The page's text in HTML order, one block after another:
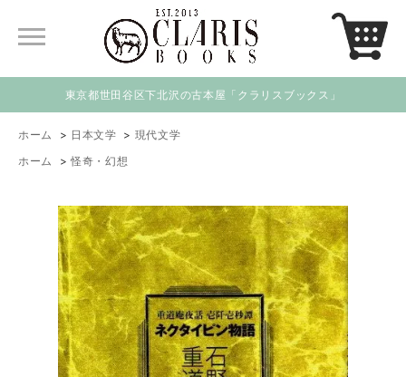
東京都世田谷区下北沢の古本屋「クラリスブックス」
ホーム > 日本文学 > 現代文学
ホーム
>怪奇・幻想